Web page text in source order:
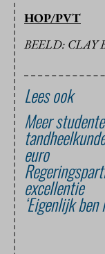
HOP/PVT
BEELD: CLAY
Lees ook
Meer
euro
excellentie
‘Eigenlijk